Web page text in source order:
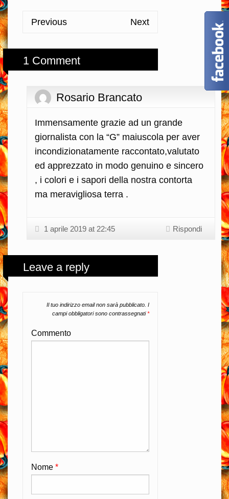
Previous Next
1 Comment
Rosario Brancato
Immensamente grazie ad un grande
giornalista con la “G” maiuscola per aver
incondizionatamente raccontato,valutato
ed apprezzato in modo genuino e sincero
, i colori e i sapori della nostra contorta
ma meravigliosa terra .
1 aprile 2019 at 22:45 Rispondi
Leave a reply
Il tuo indirizzo email non sarà pubblicato. I
campi obbligatori sono contrassegnati*
Commento
Nome *